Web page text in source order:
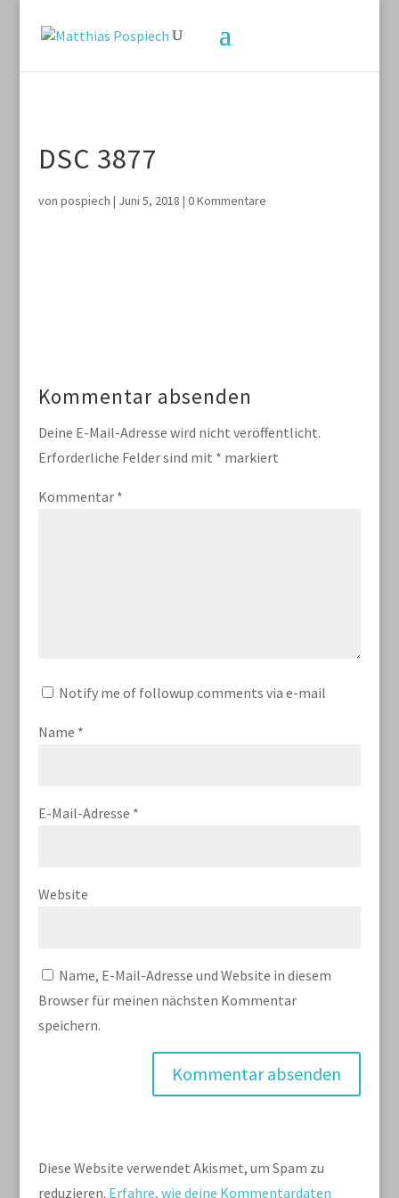
DSC 3877
von pospiech | Juni 5, 2018 | 0 Kommentare
Kommentar absenden
Deine E-Mail-Adresse wird nicht veröffentlicht.
Erforderliche Felder sind mit * markiert
Kommentar *
Notify me of followup comments via e-mail
Name *
E-Mail-Adresse *
Website
Name, E-Mail-Adresse und Website in diesem
Browser für meinen nächsten Kommentar
speichern.
Diese Website verwendet Akismet, um Spam zu
reduzieren. Erfahre, wie deine Kommentardaten